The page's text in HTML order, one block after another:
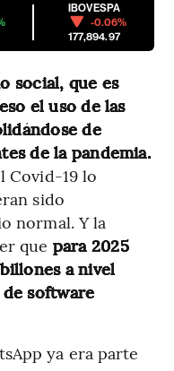
IBOVESPA
-0.06%
177,894.97
social, que es
el uso de las
de
de la pandemia.
Covid-19 lo
sido
normal. Y la
que para 2025
a nivel
software
ya era parte